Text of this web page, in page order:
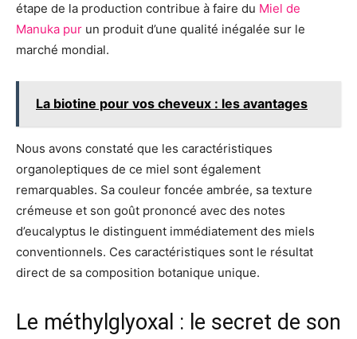
étape de la production contribue à faire du Miel de
Manuka pur un produit d’une qualité inégalée sur le
marché mondial.
La biotine pour vos cheveux : les avantages
Nous avons constaté que les caractéristiques
organoleptiques de ce miel sont également
remarquables. Sa couleur foncée ambrée, sa texture
crémeuse et son goût prononcé avec des notes
d’eucalyptus le distinguent immédiatement des miels
conventionnels. Ces caractéristiques sont le résultat
direct de sa composition botanique unique.
Le méthylglyoxal : le secret de son